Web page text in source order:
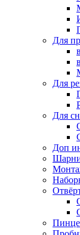
Для
Для
Для
Доп